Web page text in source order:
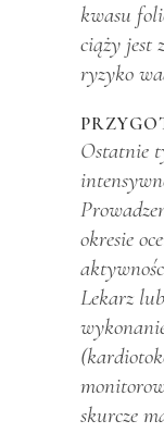
kwasu
ciąży jest
ryzyko
Ostatnie
okresie
Lekarz
skurcze